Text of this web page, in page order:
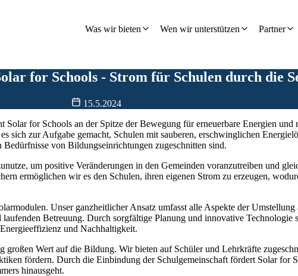
Was wir bieten
Wen wir unterstützen Partner
for Schools - Strom für Schulen durch die
15.5.2024
for Schools an der Spitze der Bewegung für erneuerbare Energien
sich zur Aufgabe gemacht, Schulen mit sauberen, erschwinglichen
Bedürfnisse von Bildungseinrichtungen zugeschnitten sind.
um positive Veränderungen in den Gemeinden voranzutreiben und
ermöglichen wir es den Schulen, ihren eigenen Strom zu erzeugen,
Unser ganzheitlicher Ansatz umfasst alle Aspekte der
Betreuung. Durch sorgfältige Planung und innovative Technologie
und Nachhaltigkeit.
großen Wert auf die Bildung. Wir bieten auf Schüler und Lehrkräfte
fördern. Durch die Einbindung der Schulgemeinschaft fördert Solar for
hinausgeht.